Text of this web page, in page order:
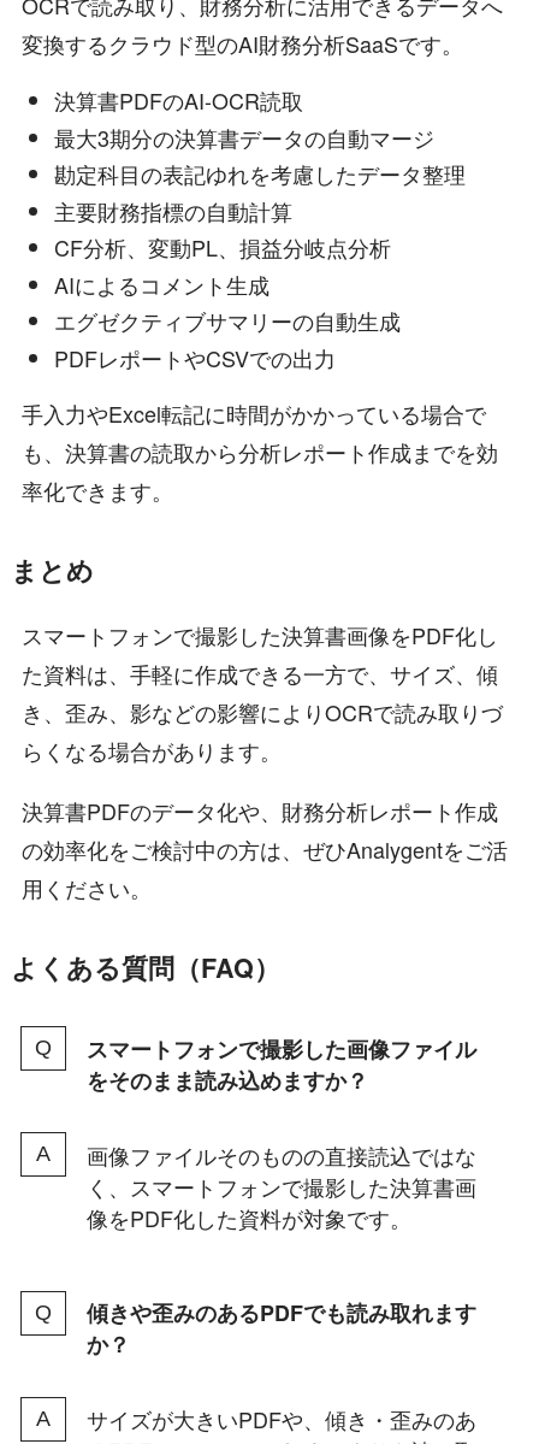
変換するクラウド型のAI財務分析SaaSです。
決算書PDFのAI-OCR読取
最大3期分の決算書データの自動マージ
勘定科目の表記ゆれを考慮したデータ整理
主要財務指標の自動計算
CF分析、変動PL、損益分岐点分析
AIによるコメント生成
エグゼクティブサマリーの自動生成
PDFレポートやCSVでの出力
手入力やExcel転記に時間がかかっている場合で
も、決算書の読取から分析レポート作成までを効
率化できます。
まとめ
スマートフォンで撮影した決算書画像をPDF化し
た資料は、手軽に作成できる一方で、サイズ、傾
き、歪み、影などの影響によりOCRで読み取りづ
らくなる場合があります。
決算書PDFのデータ化や、財務分析レポート作成
の効率化をご検討中の方は、ぜひAnalygentをご活
用ください。
よくある質問（FAQ）
スマートフォンで撮影した画像ファイル
をそのまま読み込めますか？
画像ファイルそのものの直接読込ではな
く、スマートフォンで撮影した決算書画
像をPDF化した資料が対象です。
傾きや歪みのあるPDFでも読み取れます
か？
サイズが大きいPDFや、傾き・歪みのあ